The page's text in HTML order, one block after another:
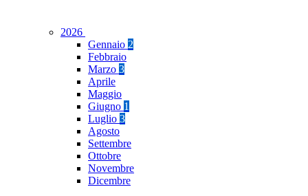
2026
Gennaio 2
Febbraio
Marzo 3
Aprile
Maggio
Giugno 1
Luglio 3
Agosto
Settembre
Ottobre
Novembre
Dicembre